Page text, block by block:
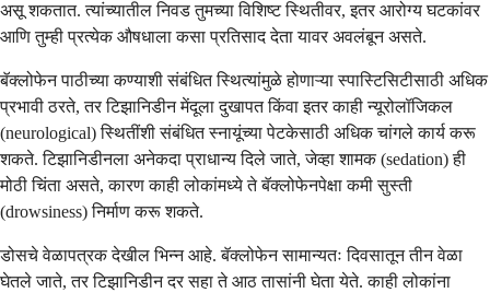
असू शकतात. त्यांच्यातील निवड तुमच्या विशिष्ट स्थितीवर, इतर आरोग्य घटकांवर
आणि तुम्ही प्रत्येक औषधाला कसा प्रतिसाद देता यावर अवलंबून असते.
बॅक्लोफेन पाठीच्या कण्याशी संबंधित स्थित्यांमुळे होणाऱ्या स्पास्टिसिटीसाठी अधिक
प्रभावी ठरते, तर टिझानिडीन मेंदूला दुखापत किंवा इतर काही न्यूरोलॉजिकल
(neurological) स्थितींशी संबंधित स्नायूंच्या पेटकेसाठी अधिक चांगले कार्य करू
शकते. टिझानिडीनला अनेकदा प्राधान्य दिले जाते, जेव्हा शामक (sedation) ही
मोठी चिंता असते, कारण काही लोकांमध्ये ते बॅक्लोफेनपेक्षा कमी सुस्ती
(drowsiness) निर्माण करू शकते.
डोसचे वेळापत्रक देखील भिन्न आहे. बॅक्लोफेन सामान्यतः दिवसातून तीन वेळा
घेतले जाते, तर टिझानिडीन दर सहा ते आठ तासांनी घेता येते. काही लोकांना